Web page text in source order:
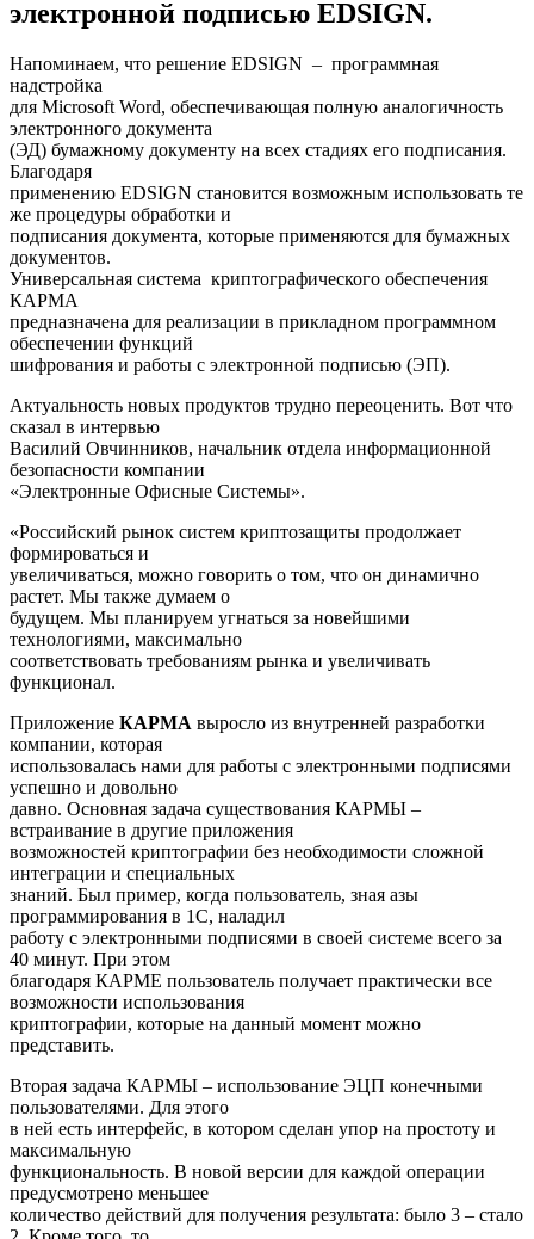
электронной подписью EDSIGN.
Напоминаем, что решение EDSIGN – программная
надстройка
для Microsoft Word, обеспечивающая полную аналогичность
электронного документа
(ЭД) бумажному документу на всех стадиях его подписания.
Благодаря
применению EDSIGN становится возможным использовать те
же процедуры обработки и
подписания документа, которые применяются для бумажных
документов.
Универсальная система криптографического обеспечения
КАРМА
предназначена для реализации в прикладном программном
обеспечении функций
шифрования и работы с электронной подписью (ЭП).
Актуальность новых продуктов трудно переоценить. Вот что
сказал в интервью
Василий Овчинников, начальник отдела информационной
безопасности компании
«Электронные Офисные Системы».
«Российский рынок систем криптозащиты продолжает
формироваться и
увеличиваться, можно говорить о том, что он динамично
растет. Мы также думаем о
будущем. Мы планируем угнаться за новейшими
технологиями, максимально
соответствовать требованиям рынка и увеличивать
функционал.
Приложение КАРМА выросло из внутренней разработки
компании, которая
использовалась нами для работы с электронными подписями
успешно и довольно
давно. Основная задача существования КАРМЫ –
встраивание в другие приложения
возможностей криптографии без необходимости сложной
интеграции и специальных
знаний. Был пример, когда пользователь, зная азы
программирования в 1С, наладил
работу с электронными подписями в своей системе всего за
40 минут. При этом
благодаря КАРМЕ пользователь получает практически все
возможности использования
криптографии, которые на данный момент можно
представить.
Вторая задача КАРМЫ – использование ЭЦП конечными
пользователями. Для этого
в ней есть интерфейс, в котором сделан упор на простоту и
максимальную
функциональность. В новой версии для каждой операции
предусмотрено меньшее
количество действий для получения результата: было 3 – стало